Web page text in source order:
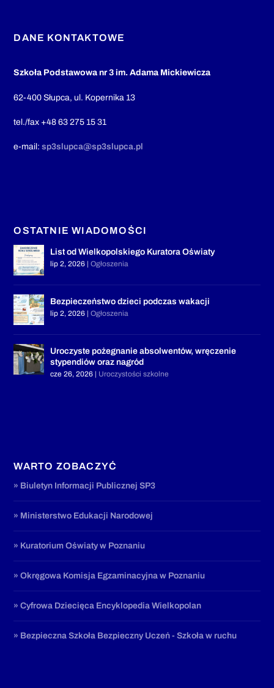
DANE KONTAKTOWE
Szkoła Podstawowa nr 3 im. Adama Mickiewicza
62-400 Słupca, ul. Kopernika 13
tel./fax +48 63 275 15 31
e-mail:sp3slupca@sp3slupca.pl
OSTATNIE WIADOMOŚCI
List od Wielkopolskiego Kuratora Oświaty
lip 2, 2026 |Ogłoszenia
Bezpieczeństwo dzieci podczas wakacji
lip 2, 2026 |Ogłoszenia
Uroczyste pożegnanie absolwentów, wręczenie
stypendiów oraz nagród
cze 26, 2026 | Uroczystości szkolne
WARTO ZOBACZYĆ
» Biuletyn Informacji Publicznej SP3
» Ministerstwo Edukacji Narodowej
» Kuratorium Oświaty w Poznaniu
» Okręgowa Komisja Egzaminacyjna w Poznaniu
» Cyfrowa Dziecięca Encyklopedia Wielkopolan
» Bezpieczna Szkoła Bezpieczny Uczeń - Szkoła w ruchu